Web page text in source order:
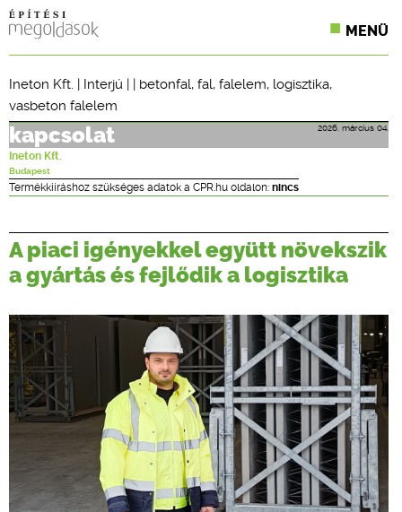
MENÜ
CPR TERMÉKKIÍRÁS
ÉPÍTÉSI JOG
ONLINE KÉPZÉSEK
TERVEZÉSI SEGÉDLETEK
Ineton Kft. | Interjú | | betonfal, fal, falelem, logisztika,
vasbeton falelem
2026. március 04.
kapcsolat
Ineton Kft.
Budapest
Termékkiíráshoz szükséges adatok a CPR.hu oldalon: nincs
A piaci igényekkel együtt növekszik
a gyártás és fejlődik a logisztika